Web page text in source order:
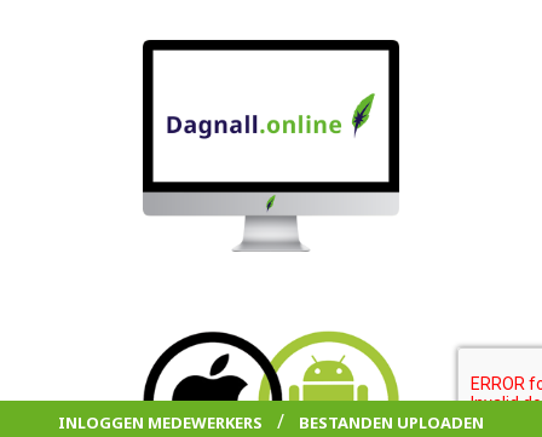
INLOGGEN MEDEWERKERS / BESTANDEN UPLOADEN